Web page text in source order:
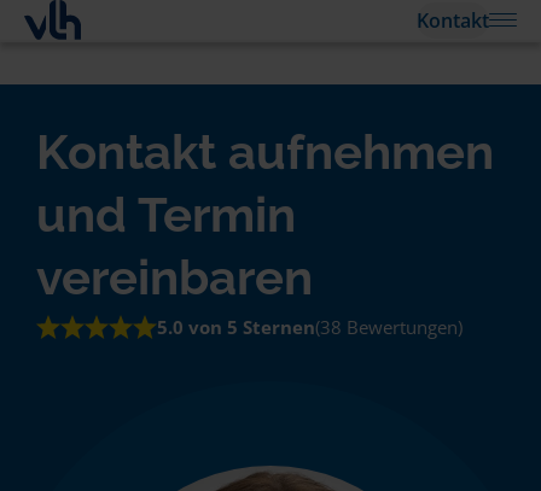
Kontakt
Kontakt aufnehmen
und Termin
vereinbaren
5.0 von 5 Sternen(38 Bewertungen)